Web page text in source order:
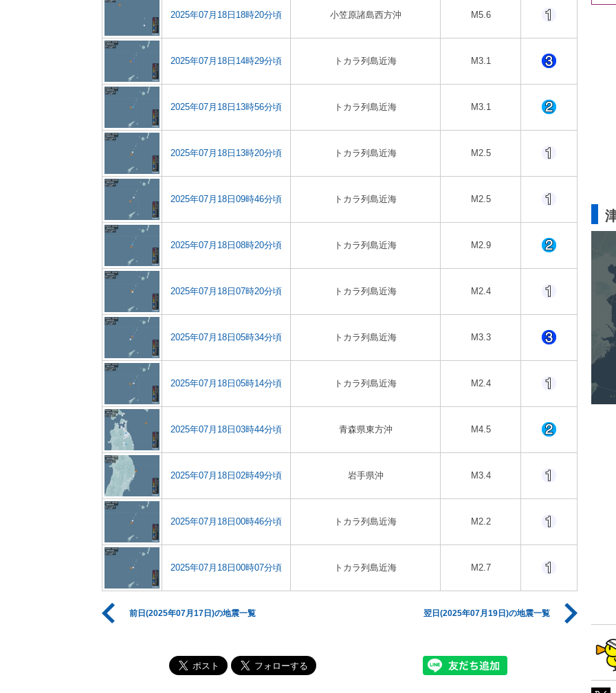
2025年07月18日18時20分頃 小笠原諸島西方沖 M5.6
2025年07月18日14時29分頃 トカラ列島近海 M3.1
2025年07月18日13時56分頃 トカラ列島近海 M3.1
2025年07月18日13時20分頃 トカラ列島近海 M2.5
2025年07月18日09時46分頃 トカラ列島近海 M2.5
2025年07月18日08時20分頃 トカラ列島近海 M2.9
2025年07月18日07時20分頃 トカラ列島近海 M2.4
2025年07月18日05時34分頃 トカラ列島近海 M3.3
2025年07月18日05時14分頃 トカラ列島近海 M2.4
2025年07月18日03時44分頃 青森県東方沖 M4.5
2025年07月18日02時49分頃 岩手県沖 M3.4
2025年07月18日00時46分頃 トカラ列島近海 M2.2
2025年07月18日00時07分頃 トカラ列島近海 M2.7
前日(2025年07月17日)の地震一覧 翌日(2025年07月19日)の地震一覧